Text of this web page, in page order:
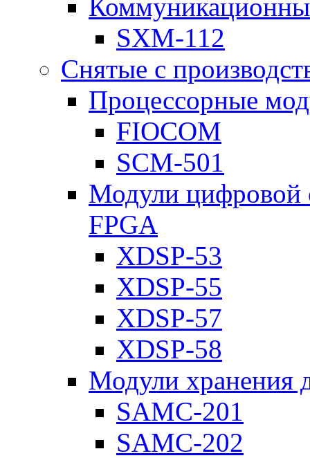
SXM-112
Снятые с
Процессорные
FIOCOM
SCM-501
Модули цифровой
FPGA
XDSP-53
XDSP-55
XDSP-57
XDSP-58
Модули хранения
SAMC-201
SAMC-202